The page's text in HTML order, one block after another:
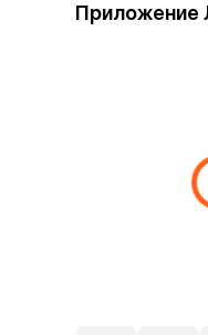
Приложение